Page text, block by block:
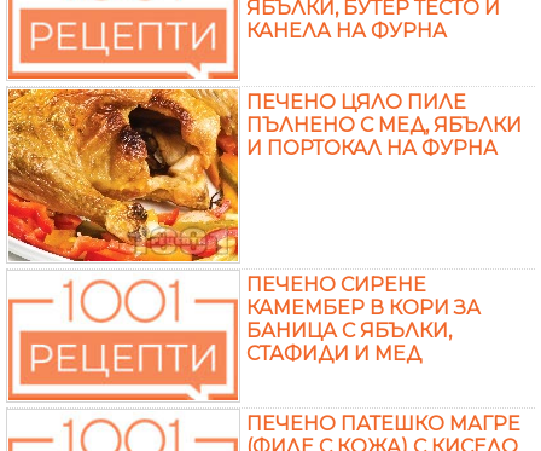
ЯБЪЛКИ, БУТЕР ТЕСТО И
КАНЕЛА НА ФУРНА
ПЕЧЕНО ЦЯЛО ПИЛЕ
ПЪЛНЕНО С МЕД, ЯБЪЛКИ
И ПОРТОКАЛ НА ФУРНА
ПЕЧЕНО СИРЕНЕ
КАМЕМБЕР В КОРИ ЗА
БАНИЦА С ЯБЪЛКИ,
СТАФИДИ И МЕД
ПЕЧЕНО ПАТЕШКО МАГРЕ